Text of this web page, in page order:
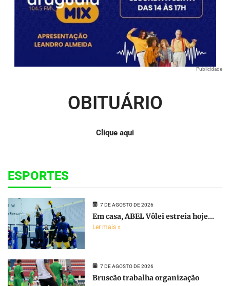
Publicidade
OBITUÁRIO
Clique aqui
ESPORTES
7 DE AGOSTO DE 2026
Em casa, ABEL Vôlei estreia hoje...
Ler mais »
7 DE AGOSTO DE 2026
Bruscão trabalha organização